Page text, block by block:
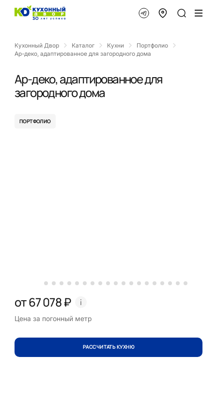
Кухонный Двор Каталог Кухни
Портфолио
Ар-деко, адаптированное для загородного дома
Ар-деко, адаптированное для
загородного дома
ПОРТФОЛИО
от 67 078 ₽
Цена за погонный метр
РАССЧИТАТЬ КУХНЮ